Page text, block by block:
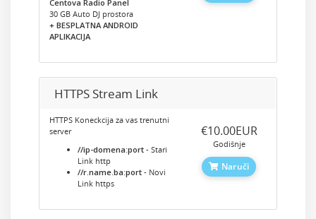
Centova Radio Panel
30 GB Auto DJ prostora
+ BESPLATNA ANDROID
APLIKACIJA
HTTPS Stream Link
HTTPS Koneckcija za vas trenutni
server
//ip-domena:port - Stari
Link http
//r.name.ba:port - Novi
Link https
‎€10.00EUR
Godišnje
Naruči